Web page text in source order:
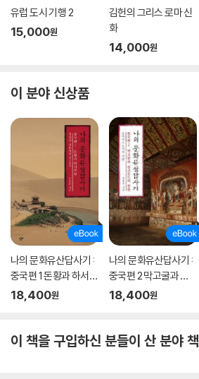
유럽 도시 기행 2
15,000원
김헌의 그리스 로마 신
화
14,000원
이 분야 신상품
나의 문화유산답사기 :
중국편 1 돈황과 하서주
랑
18,400원
나의 문화유산답사기 :
중국편 2 막고굴과 실
크로드의 관문
18,400원
이 책을 구입하신 분들이 산 분야 책